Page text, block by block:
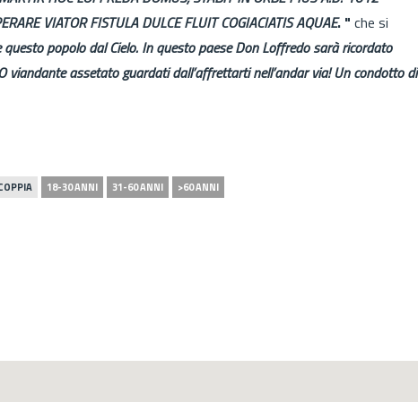
VIATOR FISTULA DULCE FLUIT COGIACIATIS AQUAE. " che si
popolo dal Cielo. In questo paese Don Loffredo sarà ricordato
viandante assetato guardati dall’affrettarti nell’andar via! Un condotto di
18-30 ANNI 31-60 ANNI >60 ANNI